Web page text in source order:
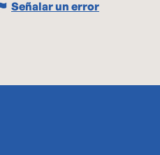
Señalar un error